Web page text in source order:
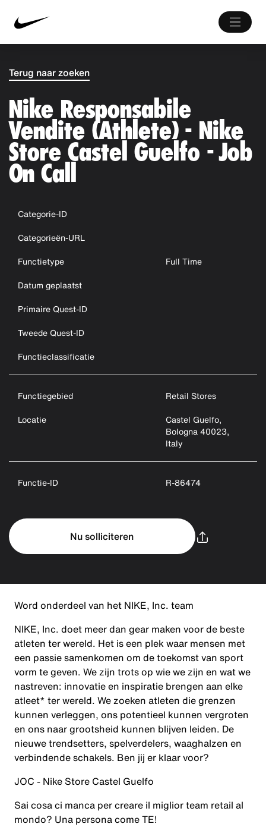
Terug naar zoeken
Nike Responsabile
Vendite (Athlete) - Nike
Store Castel Guelfo - Job
On Call
Categorie-ID
Categorieën-URL
Functietype
Full Time
Datum geplaatst
Primaire Quest-ID
Tweede Quest-ID
Functieclassificatie
Functiegebied
Retail Stores
Locatie
Castel Guelfo,
Bologna 40023,
Italy
Functie-ID R-86474
Nu solliciteren
Word onderdeel van het NIKE, Inc. team
NIKE, Inc. doet meer dan gear maken voor de beste
atleten ter wereld. Het is een plek waar mensen met
een passie samenkomen om de toekomst van sport
vorm te geven. We zijn trots op wie we zijn en wat we
nastreven: innovatie en inspiratie brengen aan elke
atleet* ter wereld. We zoeken atleten die grenzen
kunnen verleggen, ons potentieel kunnen vergroten
en ons naar grootsheid kunnen blijven leiden. De
nieuwe trendsetters, spelverdelers, waaghalzen en
verbindende schakels. Ben jij er klaar voor?
JOC - Nike Store Castel Guelfo
Sai cosa ci manca per creare il miglior team retail al
mondo? Una persona come TE!